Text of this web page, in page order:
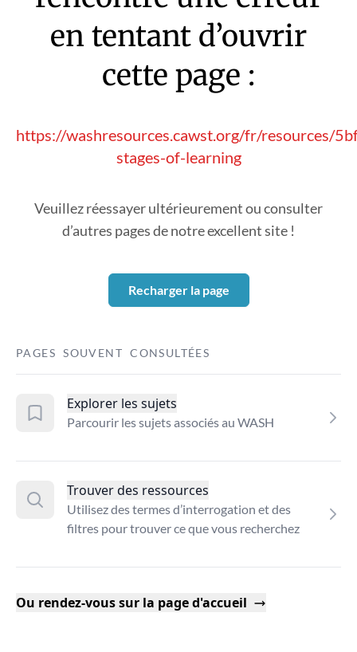
en tentant d’ouvrir
cette page :
https://washresources.cawst.org/fr/resources/
stages-of-learning
Veuillez réessayer ultérieurement ou consulter
d’autres pages de notre excellent site !
Recharger la page
PAGES SOUVENT CONSULTÉES
Explorer les sujets
Parcourir les sujets associés au WASH
Trouver des ressources
Utilisez des termes d’interrogation et des
filtres pour trouver ce que vous recherchez
Ou rendez-vous sur la page d'accueil